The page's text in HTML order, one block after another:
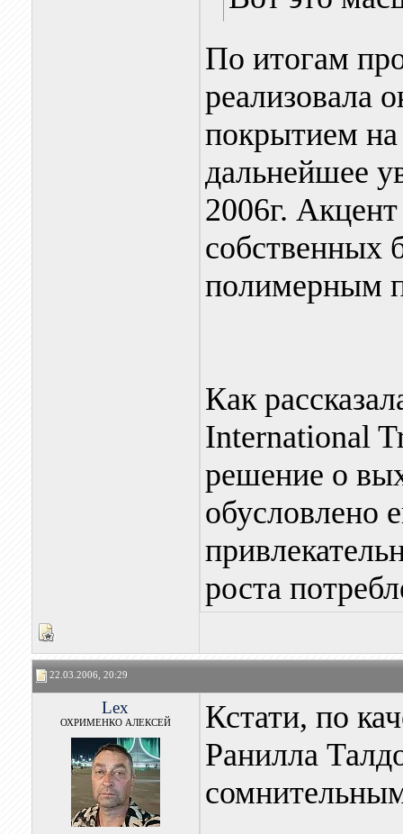
По итогам
реализовала
покрытием
дальнейшее
2006г.
собственных
полимерным
Как
International
решение о
обусловлено
роста
22.03.2006, 20:29
Lex
ОХРИМЕНКО АЛЕКСЕЙ
Кстати, по
Ранилла